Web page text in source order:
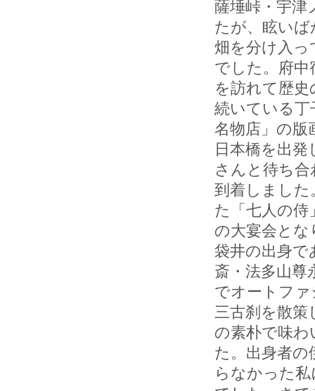
薩埵峠・宇津
たが、眩い
畑を分け入っ
でした。府中
を訪れて歴
続いている丁
名物店」の版
日本橋を出
さんと待ち
到着しました
た「七人の
の大宴会とな
袋井の出身で
斎・法多山
でオートフ
三古刹を散策
の素朴で味
た。出身者の
らなかった